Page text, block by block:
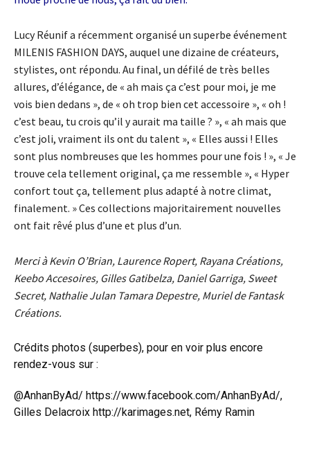
Lucy Réunif a récemment organisé un superbe événement
MILENIS FASHION DAYS, auquel une dizaine de créateurs,
stylistes, ont répondu. Au final, un défilé de très belles
allures, d’élégance, de « ah mais ça c’est pour moi, je me
vois bien dedans », de « oh trop bien cet accessoire », « oh !
c’est beau, tu crois qu’il y aurait ma taille ? », « ah mais que
c’est joli, vraiment ils ont du talent », « Elles aussi ! Elles
sont plus nombreuses que les hommes pour une fois ! », « Je
trouve cela tellement original, ça me ressemble », « Hyper
confort tout ça, tellement plus adapté à notre climat,
finalement. » Ces collections majoritairement nouvelles
ont fait rêvé plus d’une et plus d’un.
Merci à Kevin O’Brian, Laurence Ropert, Rayana Créations,
Keebo Accesoires, Gilles Gatibelza, Daniel Garriga, Sweet
Secret, Nathalie Julan Tamara Depestre, Muriel de Fantask
Créations.
Crédits photos (superbes), pour en voir plus encore
rendez-vous sur :
@AnhanByAd/ https://www.facebook.com/AnhanByAd/,
Gilles Delacroix http://karimages.net, Rémy Ramin